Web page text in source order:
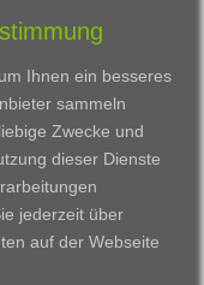
Bildungsangebot
Ausbildung
Ihnen ein besseres
sammeln
Zwecke und
dieser Dienste
jederzeit über
auf der Webseite